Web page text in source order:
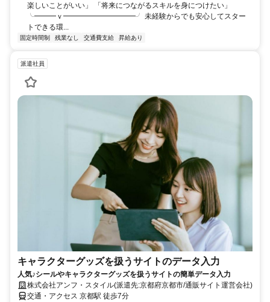
楽しいことがいい」 「将来につながるスキルを身につけたい」
╰━━━ｖ━━━━━━━━━━╯ 未経験からでも安心してスター
トできる環...
固定時間制 残業なし 交通費支給 昇給あり
派遣社員
キャラクターグッズを扱うサイトのデータ入力
人気♪シールやキャラクターグッズを扱うサイトの簡単データ入力
株式会社アンフ・スタイル(派遣先:京都府京都市/通販サイト運営会社)
交通・アクセス 京都駅 徒歩7分